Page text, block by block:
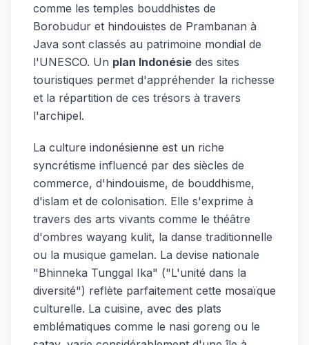
comme les temples bouddhistes de
Borobudur et hindouistes de Prambanan à
Java sont classés au patrimoine mondial de
l'UNESCO. Un plan Indonésie des sites
touristiques permet d'appréhender la richesse
et la répartition de ces trésors à travers
l'archipel.
La culture indonésienne est un riche
syncrétisme influencé par des siècles de
commerce, d'hindouisme, de bouddhisme,
d'islam et de colonisation. Elle s'exprime à
travers des arts vivants comme le théâtre
d'ombres wayang kulit, la danse traditionnelle
ou la musique gamelan. La devise nationale
"Bhinneka Tunggal Ika" ("L'unité dans la
diversité") reflète parfaitement cette mosaïque
culturelle. La cuisine, avec des plats
emblématiques comme le nasi goreng ou le